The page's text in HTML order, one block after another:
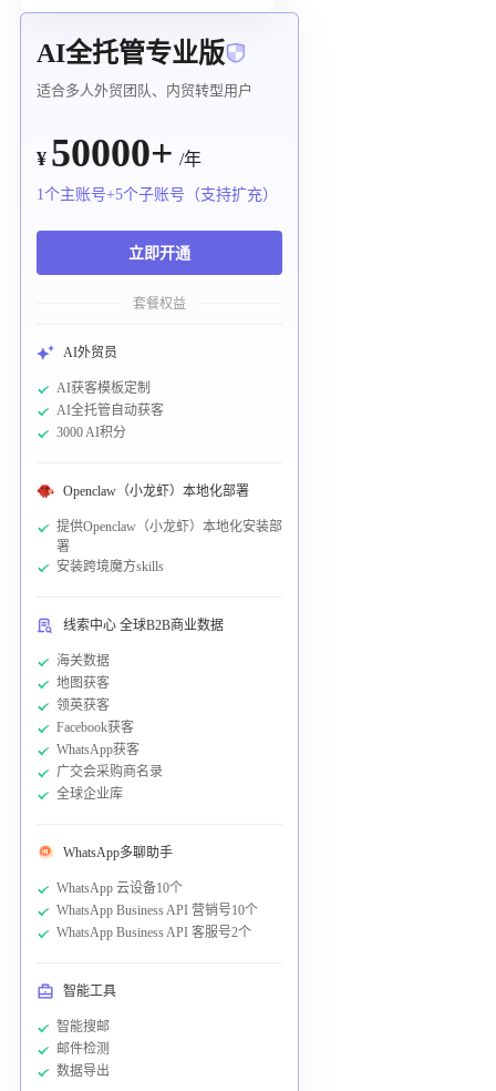
AI全托管专业版
适合多人外贸团队、内贸转型用户
¥ 50000+ /年
1个主账号+5个子账号（支持扩充）
立即开通
套餐权益
AI外贸员
AI获客模板定制
AI全托管自动获客
3000 AI积分
Openclaw（小龙虾）本地化部署
提供Openclaw（小龙虾）本地化安装部
署
安装跨境魔方skills
线索中心 全球B2B商业数据
海关数据
地图获客
领英获客
Facebook获客
WhatsApp获客
广交会采购商名录
全球企业库
WhatsApp多聊助手
WhatsApp 云设备10个
WhatsApp Business API 营销号10个
WhatsApp Business API 客服号2个
智能工具
智能搜邮
邮件检测
数据导出